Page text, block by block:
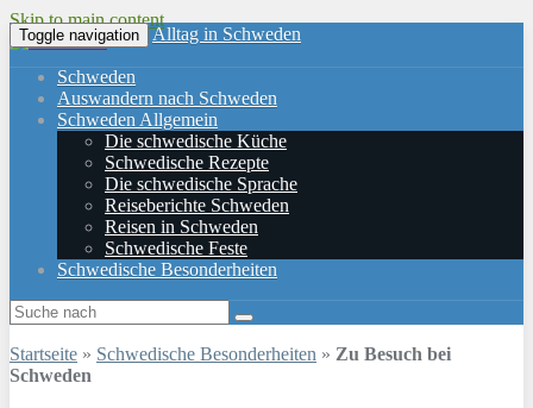
Skip to main content
Toggle navigation Alltag in Schweden
Schweden
Auswandern nach Schweden
Schweden Allgemein
Die schwedische Küche
Schwedische Rezepte
Die schwedische Sprache
Reiseberichte Schweden
Reisen in Schweden
Schwedische Feste
Schwedische Besonderheiten
Startseite » Schwedische Besonderheiten » Zu Besuch bei
Schweden